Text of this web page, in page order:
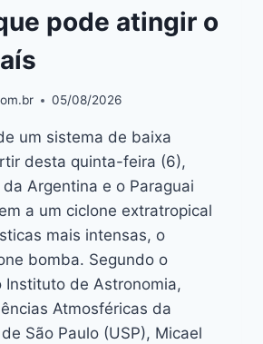
pode atingir o
05/08/2026
um sistema de baixa
desta quinta-feira (6),
Argentina e o Paraguai
a um ciclone extratropical
mais intensas, o
bomba. Segundo o
Instituto de Astronomia,
Atmosféricas da
São Paulo (USP), Micael